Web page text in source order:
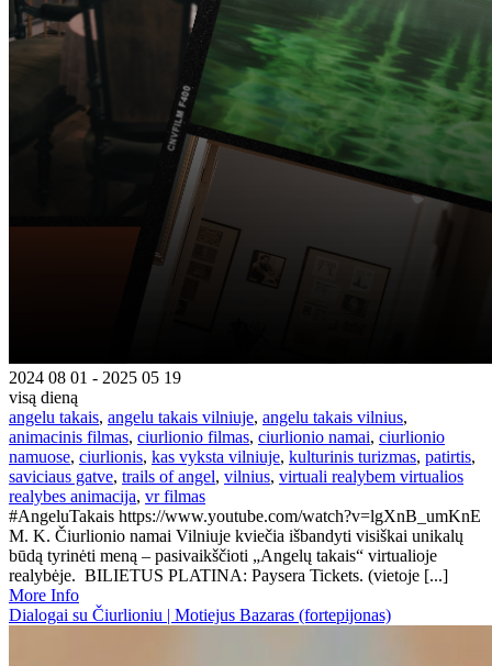
2024 08 01 - 2025 05 19
visą dieną
angelu takais, angelu takais vilniuje, angelu takais vilnius,
animacinis filmas, ciurlionio filmas, ciurlionio namai, ciurlionio
namuose, ciurlionis, kas vyksta vilniuje, kulturinis turizmas, patirtis,
saviciaus gatve, trails of angel, vilnius, virtuali realybem virtualios
realybes animacija, vr filmas
#AngeluTakais https://www.youtube.com/watch?v=lgXnB_umKnE
M. K. Čiurlionio namai Vilniuje kviečia išbandyti visiškai unikalų
būdą tyrinėti meną – pasivaikščioti „Angelų takais“ virtualioje
realybėje. BILIETUS PLATINA: Paysera Tickets. (vietoje [...]
More Info
Dialogai su Čiurlioniu | Motiejus Bazaras (fortepijonas)